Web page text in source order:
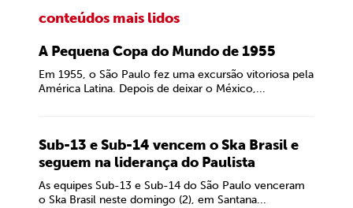
conteúdos mais lidos
A Pequena Copa do Mundo de 1955
Em 1955, o São Paulo fez uma excursão vitoriosa pela
América Latina. Depois de deixar o México,...
Sub-13 e Sub-14 vencem o Ska Brasil e
seguem na liderança do Paulista
As equipes Sub-13 e Sub-14 do São Paulo venceram
o Ska Brasil neste domingo (2), em Santana...